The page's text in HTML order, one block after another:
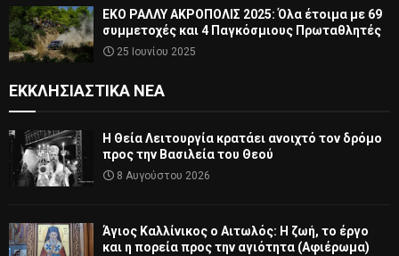
ΕΚΟ ΡΑΛΛΥ ΑΚΡΟΠΟΛΙΣ 2025: Όλα έτοιμα με 69
συμμετοχές και 4 Παγκόσμιους Πρωταθλητές
25 Ιουνίου 2025
ΕΚΚΛΗΣΙΑΣΤΙΚΆ ΝΈΑ
Η Θεία Λειτουργία κρατάει ανοιχτό τον δρόμο
προς την Βασιλεία του Θεού
8 Αυγούστου 2026
Άγιος Καλλίνικος ο Αιτωλός: Η ζωή, το έργο
και η πορεία προς την αγιότητα (Αφιέρωμα)